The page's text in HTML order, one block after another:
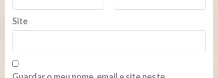
Site